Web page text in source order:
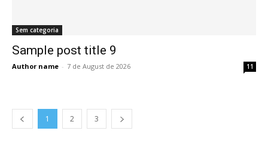
Sem categoria
Sample post title 9
Author name - 7 de August de 2026 11
1 2 3